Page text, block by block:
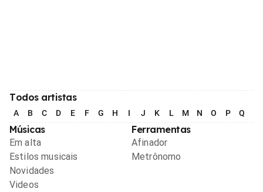
Todos artistas
A B C D E F G H I J K L M N O P Q
Músicas
Em alta
Estilos musicais
Novidades
Videos
Ferramentas
Afinador
Metrônomo